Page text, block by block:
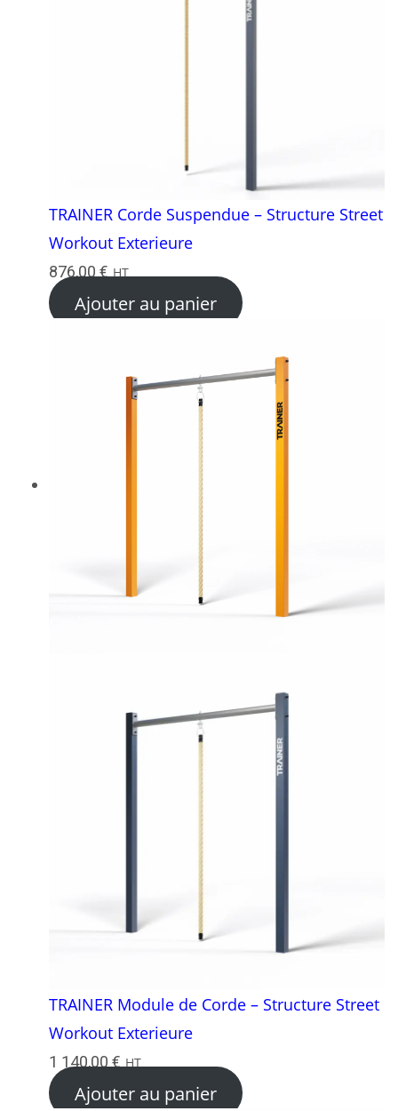
TRAINER Corde Suspendue – Structure Street
Workout Exterieure
876,00€ HT
Ajouter au panier
TRAINER Module de Corde – Structure Street
Workout Exterieure
1 140,00€ HT
Ajouter au panier